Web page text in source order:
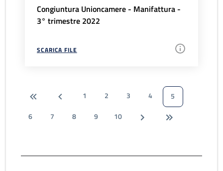
Congiuntura Unioncamere - Manifattura -
3° trimestre 2022
SCARICA FILE
1 2 3 4
5
6
7 8 9 10